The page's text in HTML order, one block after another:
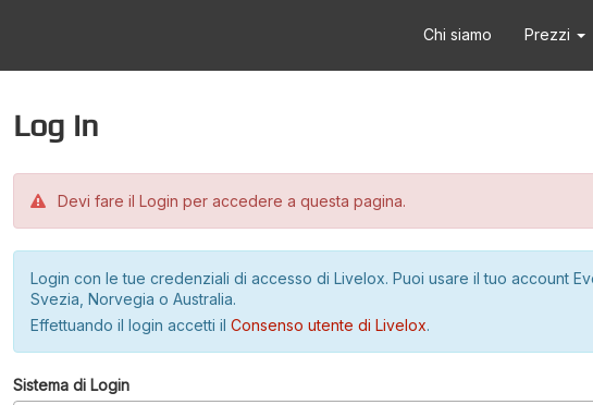
Chi siamo Prezzi
Log in
Devi fare il Login per accedere a questa pagina.
Login con le tue credenziali di accesso di Livelox. Puoi usare il tuo account
Svezia, Norvegia o Australia.
Effettuando il login accetti il Consenso utente di Livelox.
Sistema di Login